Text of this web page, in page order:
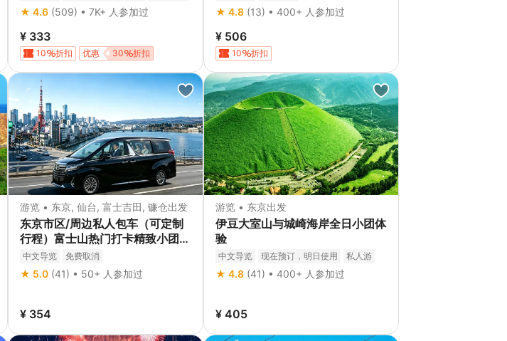
免费取消
立即确认
★ 4.6 (509) • 7K+ 人参加过
¥ 333
10 折扣 30 折扣
优惠
★ 4.8 (13) • 400+ 人参加过
¥ 506
10 折扣
游览 • 东京, 仙台, 富士吉田, 镰仓出发
东京市区/周边私人包车（可定制
行程）富士山热门打卡精致小团拼
车一日游（可选酒店接送）
中文导览 免费取消
★ 5.0 (41) • 50+ 人参加过
¥ 354
游览 • 东京出发
伊豆大室山与城崎海岸全日小团体
验
中文导览 现在预订，明日使用
私人游
免费取消
立即确认
★ 4.8 (41) • 400+ 人参加过
¥ 405